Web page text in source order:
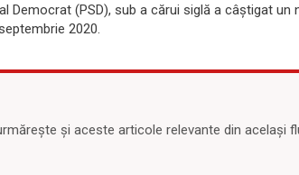
Democrat (PSD), sub a cărui siglă a câștigat un
2020.
și aceste articole relevante din același